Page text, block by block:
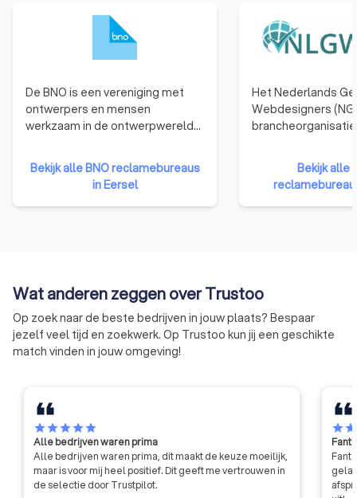
De BNO is een vereniging met
ontwerpers en mensen
werkzaam in de ontwerpwereld
vertegenwoordigt en versterkt
ontwerpers in Nederland.
Bekijk alle BNO reclamebureaus
in Eersel
Het Nederlands
Webdesigners
die zijn
hebben namelijk
de nodige kennis,
vaardigheden te
gedragscode van
betekent dat ze
eigen gang kunnen
moeten voldoen
Bekijk alle
Wat anderen zeggen over Trustoo
Op zoek naar de beste bedrijven in jouw plaats? Bespaar
jezelf veel tijd en zoekwerk. Op Trustoo kun jij een geschikte
match vinden in jouw omgeving!
starstarstarstarstar
Alle bedrijven waren prima
Alle bedrijven waren prima, dit maakt de keuze moeilijk,
maar is voor mij heel positief. Dit geeft me vertrouwen in
de selectie door Trustpilot.
starstar